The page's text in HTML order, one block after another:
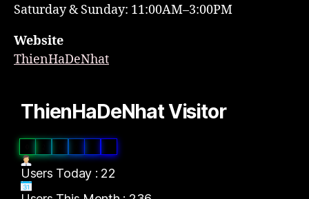
Saturday & Sunday: 11:00AM–3:00PM
Website
ThienHaDeNhat
ThienHaDeNhat Visitor
Users Today : 22